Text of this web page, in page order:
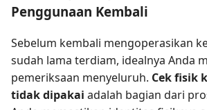
Penggunaan Kembali
Sebelum kembali mengoperasikan
sudah lama terdiam, idealnya Anda
pemeriksaan menyeluruh. Cek fisik
tidak dipakai adalah bagian dari